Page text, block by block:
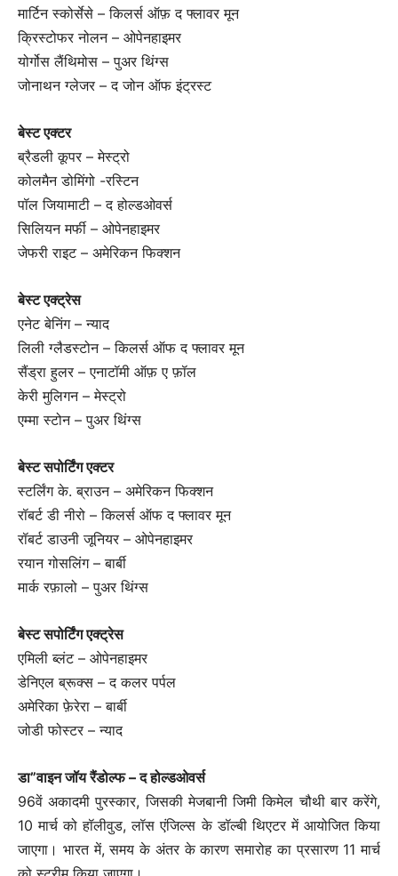
मार्टिन स्कोर्सेसे – किलर्स ऑफ़ द फ्लावर मून
क्रिस्टोफर नोलन – ओपेनहाइमर
योर्गोस लैंथिमोस – पुअर थिंग्स
जोनाथन ग्लेजर – द जोन ऑफ इंट्रस्ट
बेस्ट एक्टर
ब्रैडली कूपर – मेस्ट्रो
कोलमैन डोमिंगो -रस्टिन
पॉल जियामाटी – द होल्डओवर्स
सिलियन मर्फी – ओपेनहाइमर
जेफरी राइट – अमेरिकन फिक्शन
बेस्ट एक्ट्रेस
एनेट बेनिंग – न्याद
लिली ग्लैडस्टोन – किलर्स ऑफ द फ्लावर मून
सैंड्रा हुलर – एनाटॉमी ऑफ़ ए फ़ॉल
केरी मुलिगन – मेस्ट्रो
एम्मा स्टोन – पुअर थिंग्स
बेस्ट सपोर्टिंग एक्टर
स्टर्लिंग के. ब्राउन – अमेरिकन फिक्शन
रॉबर्ट डी नीरो – किलर्स ऑफ द फ्लावर मून
रॉबर्ट डाउनी जूनियर – ओपेनहाइमर
रयान गोसलिंग – बार्बी
मार्क रफ़ालो – पुअर थिंग्स
बेस्ट सपोर्टिंग एक्ट्रेस
एमिली ब्लंट – ओपेनहाइमर
डेनिएल ब्रूक्स – द कलर पर्पल
अमेरिका फ़ेरेरा – बार्बी
जोडी फोस्टर – न्याद
डा”वाइन जॉय रैंडोल्फ – द होल्डओवर्स
96वें अकादमी पुरस्कार, जिसकी मेजबानी जिमी किमेल चौथी बार करेंगे,
10 मार्च को हॉलीवुड, लॉस एंजिल्स के डॉल्बी थिएटर में आयोजित किया
जाएगा। भारत में, समय के अंतर के कारण समारोह का प्रसारण 11 मार्च